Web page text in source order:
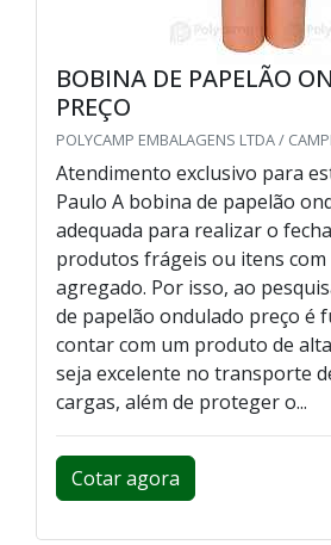
BOBINA DE PAPELÃO
PREÇO
POLYCAMP EMBALAGENS LTDA /
Atendimento exclusivo para
Paulo A bobina de papelão
adequada para realizar o
produtos frágeis ou itens
agregado. Por isso, ao
de papelão ondulado preço é
contar com um produto de
seja excelente no transporte
cargas, além de proteger o...
Cotar agora